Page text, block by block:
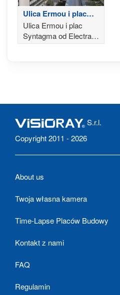
Ulica Ermou i plac
Syntagma - Ateny
Ulica Ermou i plac
Syntagma od Electra
Hotel Athens
S.r.l.
Copyright 2011 - 2026
About us
Twoja własna kamera
Time-Lapse Placów Budowy
Kontakt z nami
FAQ
Regulamin